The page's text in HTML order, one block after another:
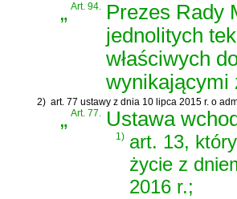
„Art. 94.
Prezes Rady
jednolitych
właściwych
wynikającymi
2) art. 77 ustawy z dnia 10 lipca 2015 r. o
„Art. 77. Ustawa
1) art. 13,
życie z
2016 r.;